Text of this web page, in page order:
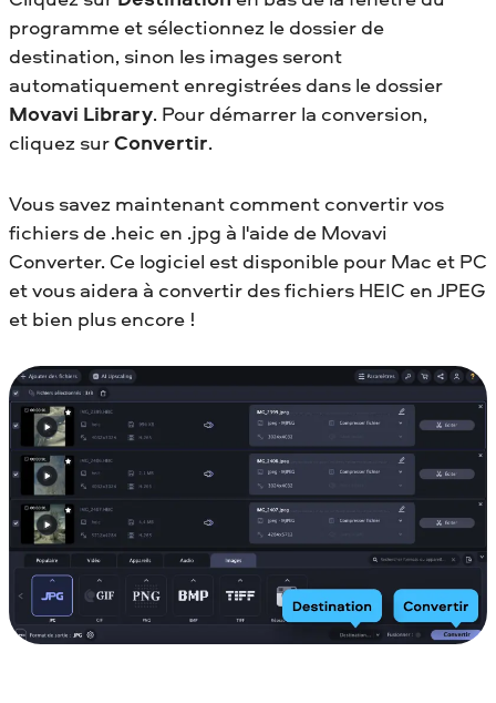
programme et sélectionnez le dossier de
destination, sinon les images seront
automatiquement enregistrées dans le dossier
Movavi Library. Pour démarrer la conversion,
cliquez surConvertir.
Vous savez maintenant comment convertir vos
fichiers de .heic en .jpg à l'aide de Movavi
Converter. Ce logiciel est disponible pour Mac et PC
et vous aidera à convertir des fichiers HEIC en JPEG
et bien plus encore !